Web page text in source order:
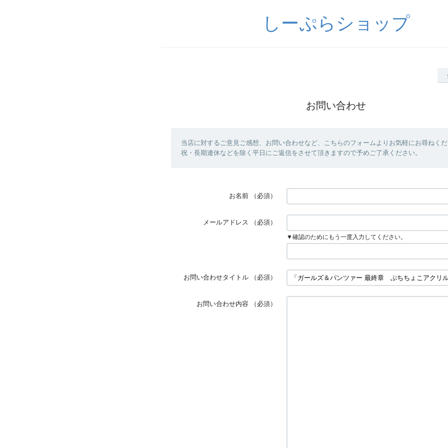
しーぷらショップ
お問い合わせ
当店に対するご意見ご感想、お問い合わせなど、こちらのフォームよりお気軽にお尋ねく
祝・長期連休などを除く平日にご返信をさせて頂きますので予めご了承ください。
お名前 （必須）
メールアドレス （必須）
▼確認のためにもう一度入力してください。
お問い合わせタイトル （必須）
お問い合わせ内容 （必須）